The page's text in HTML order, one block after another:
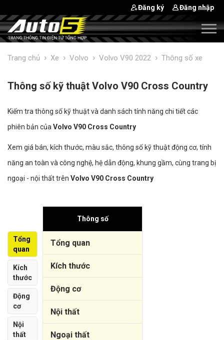
Đăng ký Đăng nhập
Trang chủ › Xe › Volvo › Volvo V90 2022 › Thông số xe
Thông số kỹ thuật Volvo V90 Cross Country
Kiếm tra thông số kỹ thuật và danh sách tính năng chi tiết các
phiên bản của Volvo V90 Cross Country
Xem giá bán, kích thước, màu sắc, thông số kỹ thuật động cơ, tính
năng an toàn và công nghệ, hệ dẫn động, khung gầm, cùng trang bị
ngoại - nội thất trên Volvo V90 Cross Country
Tổng
quan
Kích
thước
Động
cơ
Nội
thất
Thông số
Tổng quan
Kích thước
Động cơ
Nội thất
Ngoại thất